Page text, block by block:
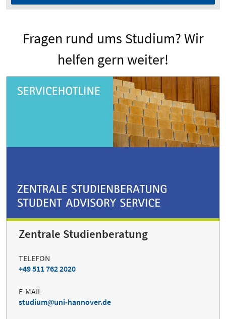
Fragen rund ums Studium? Wir
helfen gern weiter!
Zentrale Studienberatung
TELEFON
+49 511 762 2020
E-MAIL
studium
uni-hannover.de